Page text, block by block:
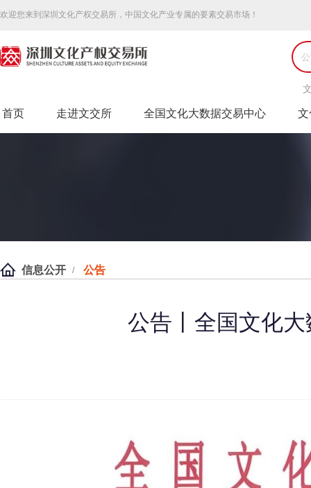
欢迎您来到深圳文化产权交易所，中国文化产业专属的要素交易市场！
首页 走进文交所 全国文化大数据交易中心 文
信息公开 / 公告
公告丨全国文化